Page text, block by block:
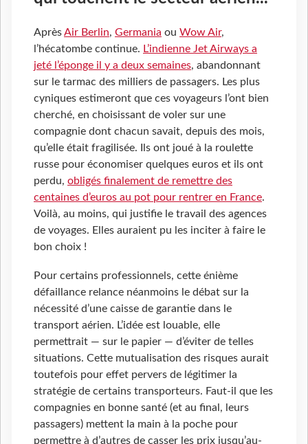
AprèsAir Berlin, Germania ou Wow Air,
l’hécatombe continue. L’indienne Jet Airways a
jeté l’éponge il y a deux semaines, abandonnant
sur le tarmac des milliers de passagers. Les plus
cyniques estimeront que ces voyageurs l’ont bien
cherché, en choisissant de voler sur une
compagnie dont chacun savait, depuis des mois,
qu’elle était fragilisée. Ils ont joué à la roulette
russe pour économiser quelques euros et ils ont
perdu, obligés finalement de remettre des
centaines d’euros au pot pour rentrer en France.
Voilà, au moins, qui justifie le travail des agences
de voyages. Elles auraient pu les inciter à faire le
bon choix !
Pour certains professionnels, cette énième
défaillance relance néanmoins le débat sur la
nécessité d’une caisse de garantie dans le
transport aérien. L’idée est louable, elle
permettrait — sur le papier — d’éviter de telles
situations. Cette mutualisation des risques aurait
toutefois pour effet pervers de légitimer la
stratégie de certains transporteurs. Faut-il que les
compagnies en bonne santé (et au final, leurs
passagers) mettent la main à la poche pour
permettre à d’autres de casser les prix jusqu’au-